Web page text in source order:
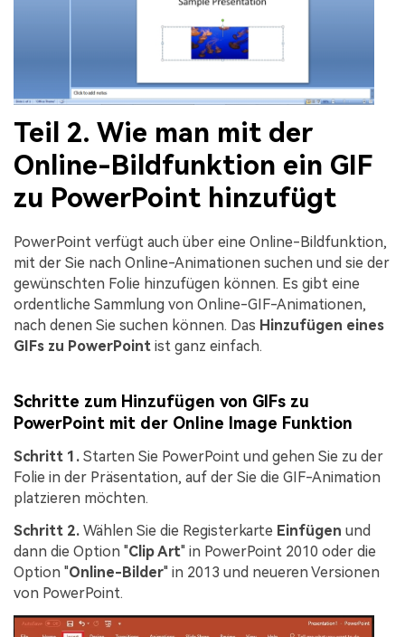
Teil 2. Wie man mit der
Online-Bildfunktion ein GIF
zu PowerPoint hinzufügt
PowerPoint verfügt auch über eine Online-Bildfunktion,
mit der Sie nach Online-Animationen suchen und sie der
gewünschten Folie hinzufügen können. Es gibt eine
ordentliche Sammlung von Online-GIF-Animationen,
nach denen Sie suchen können. Das Hinzufügen eines
GIFs zu PowerPoint ist ganz einfach.
Schritte zum Hinzufügen von GIFs zu
PowerPoint mit der Online Image Funktion
Schritt 1. Starten Sie PowerPoint und gehen Sie zu der
Folie in der Präsentation, auf der Sie die GIF-Animation
platzieren möchten.
Schritt 2. Wählen Sie die Registerkarte Einfügen und
dann die Option "Clip Art" in PowerPoint 2010 oder die
Option "Online-Bilder" in 2013 und neueren Versionen
von PowerPoint.